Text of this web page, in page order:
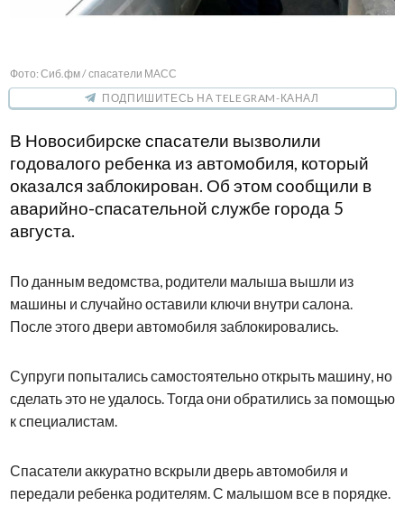
Фото: Сиб.фм / спасатели МАСС
ПОДПИШИТЕСЬ НА TELEGRAM-КАНАЛ
В Новосибирске спасатели вызволили
годовалого ребенка из автомобиля, который
оказался заблокирован. Об этом сообщили в
аварийно-спасательной службе города 5
августа.
По данным ведомства, родители малыша вышли из
машины и случайно оставили ключи внутри салона.
После этого двери автомобиля заблокировались.
Супруги попытались самостоятельно открыть машину, но
сделать это не удалось. Тогда они обратились за помощью
к специалистам.
Спасатели аккуратно вскрыли дверь автомобиля и
передали ребенка родителям. С малышом все в порядке.